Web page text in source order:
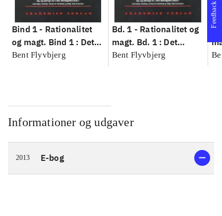
Bind 1 - Rationalitet
og magt. Bind 1 : Det
konkretes videnskab
Bent Flyvbjerg
Bd. 1 - Rationalitet og
magt. Bd. 1 : Det
konkretes videnskab
Bent Flyvbjerg
Informationer og udgaver
2013 E-bog
Feedback